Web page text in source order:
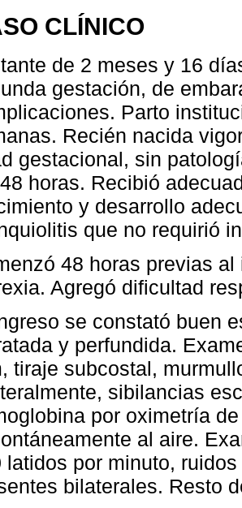
CLÍNICO
de 2 meses y 16
gestación, de
Parto
Recién nacida
gestacional, sin
horas. Recibió
y desarrollo
que no requirió
48 horas previas
Agregó dificultad
se constató buen
y perfundida.
tiraje subcostal,
sibilancias
por oximetría
al aire.
latidos por minuto,
bilaterales. Resto